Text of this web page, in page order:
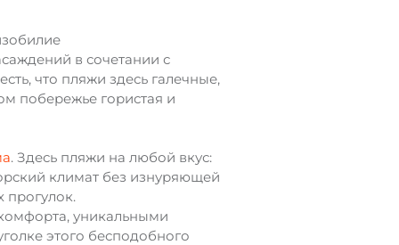
в сочетании с
что пляжи здесь галечные,
побережье гористая и
. Здесь пляжи на любой вкус:
климат без изнуряющей
прогулок.
уникальными
этого бесподобного